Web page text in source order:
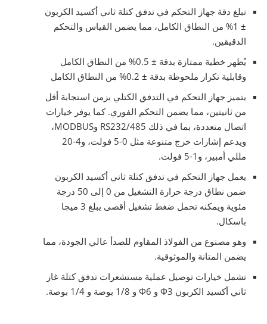
تبلغ دقة جهاز التحكم في تدفق كتلة ثاني أكسيد الكربون
± 1% من النطاق الكامل، مما يضمن القياس والتحكم
الدقيقين.
يُظهر خطية ممتازة بدقة ± 0.5% من النطاق الكامل
وقابلية تكرار ملحوظة بدقة ± 0.2% من النطاق الكامل
يتميز جهاز التحكم في التدفق الكتلي بزمن استجابة أقل
من ثانيتين، مما يضمن التحكم الفوري. كما يوفر خيارات
اتصال متعددة، بما في ذلك RS232/485 وMODBUS،
ويدعم إشارات خرج متنوعة مثل 0-5 فولت، و4-20
مللي أمبير، و1-5 فولت.
يعمل جهاز التحكم في تدفق كتلة ثاني أكسيد الكربون
ضمن نطاق درجة حرارة التشغيل من 0 إلى 50 درجة
مئوية ويمكنه تحمل ضغط تشغيل أقصى يبلغ 3 ميجا
باسكال.
وهو مصنوع من الفولاذ المقاوم للصدأ عالي الجودة، مما
يضمن المتانة والموثوقية.
تشمل خيارات توصيل عملية مستشعرات تدفق كتلة غاز
ثاني أكسيد الكربون Φ3 و Φ6 و 1/8 بوصة و 1/4 بوصة.